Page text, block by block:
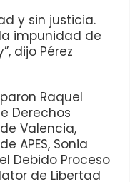
y sin justicia.
impunidad de
dijo Pérez
Raquel
Derechos
Valencia,
APES, Sonia
Debido Proceso
de Libertad